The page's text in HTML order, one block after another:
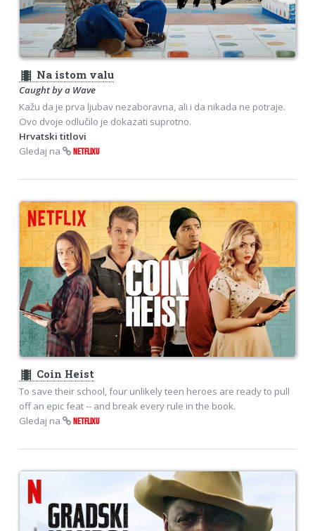
theaters Na istom valu
Caught by a Wave
Kažu da je prva ljubav nezaboravna, ali i da nikada ne potraje.
Ovo dvoje odlučilo je dokazati suprotno.
Hrvatski titlovi
Gledaj na
NETFLIXU
theaters Coin Heist
To save their school, four unlikely teen heroes are ready to pull
off an epic feat -- and break every rule in the book.
Gledaj na
NETFLIXU